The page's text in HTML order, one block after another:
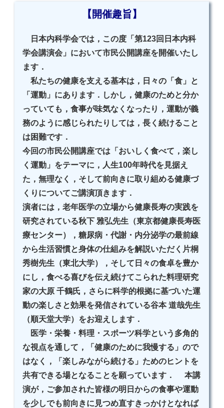
【開催趣旨】
日本内科学会では，この度「第123回日本内科
学会講演会」において市民公開講座を開催いたし
ます．
私たちの健康を支える基本は，日々の「食」と
「運動」にあります．しかし，健康のためと分か
っていても，食事が味気なくなったり，運動が義
務のように感じられたりしては，長く続けること
は困難です．
今回の市民公開講座では「おいしく食べて，楽し
く運動」をテーマに，人生100年時代を見据え
た，無理なく，そして前向きに取り組める健康づ
くりについてご講演頂きます．
演者には，老年医学の立場から健康長寿の実践を
研究されている秋下 雅弘先生（東京都健康長寿医
療センター），糖尿病・代謝・内分泌学の最前線
から生活習慣と身体の仕組みを解説いただく片桐
秀樹先生（東北大学），そして日々の食卓を豊か
にし，食べる喜びを伝え続けてこられた料理研究
家の大原 千鶴氏，さらに科学的根拠に基づいた運
動の楽しさと効果を発信されている谷本 道哉先生
（順天堂大学）をお迎えします．
医学・栄養・料理・スポーツ科学という多角的
な視点を通して，「健康のために我慢する」ので
はなく，「楽しみながら続ける」ためのヒントを
共有できる場となることを願っています．
本講
演が，ご参加された皆様の明日からの食事や運動
を少しでも前向きに見つめ直すきっかけとなれば